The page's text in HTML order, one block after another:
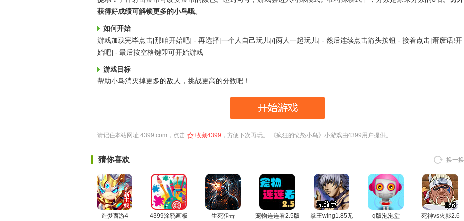
获得好成绩可解锁更多的小鸟哦。
如何开始
游戏加载完毕点击[那咱开始吧] - 再选择[一个人自己玩儿]/[两人一起玩儿] - 然后连续点击箭头按钮 - 接着点击[甭废话!开
始吧] - 最后按空格键即可开始游戏
游戏目标
帮助小鸟消灭掉更多的敌人，挑战更高的分数吧！
请记住本站网址 4399.com ，点击 收藏4399 ，方便下次再玩。 《疯狂的愤怒小鸟》小游戏由4399用户提供。
猜你喜欢 换一换
造梦西游4 4399涂鸦画板 生死狙击 宠物连连看2.5版
拳王wing1.85无
q版泡泡堂 死神vs火影2.6